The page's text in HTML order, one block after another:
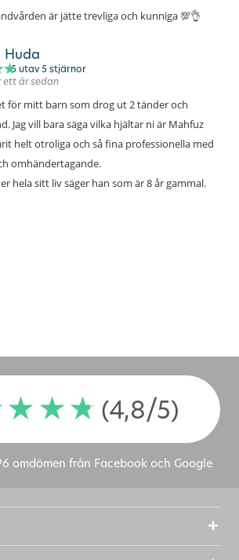
är jätte trevliga och kunniga 💯👌
Huda
5utav 5 stjärnor
ett år sedan
för mitt barn som drog ut 2 tänder och
Jag vill bara säga vilka hjältar ni är Mahfuz
helt otroliga och så fina professionella med
omhändertagande.
hela sitt liv säger han som är 8 år gammal.
(4,8/5)
omdömen från Facebook och Google